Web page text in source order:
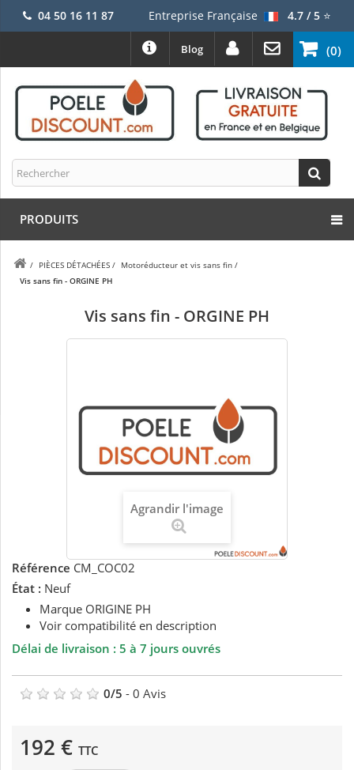
04 50 16 11 87 Entreprise Française 4.7 / 5⭐
(0)
Blog
PRODUITS
/ PIÈCES DÉTACHÉES / Motoréducteur et vis sans fin /
Vis sans fin - ORGINE PH
Vis sans fin - ORGINE PH
Agrandir l'image
Référence CM_COC02
État : Neuf
Marque ORIGINE PH
Voir compatibilité en description
Délai de livraison : 5 à 7 jours ouvrés
0/5 - 0 Avis
192 € TTC